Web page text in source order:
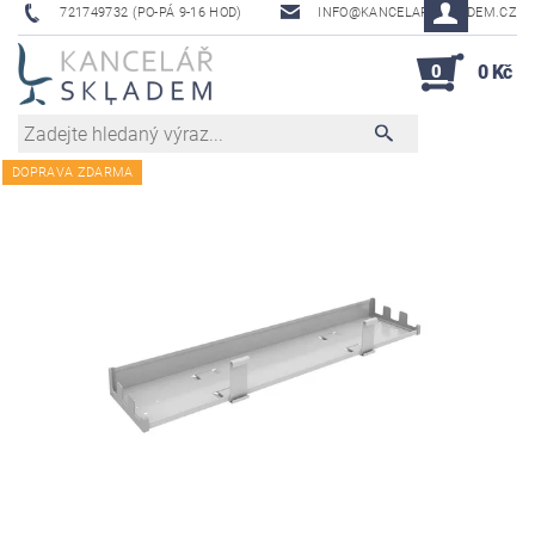
721749732 (PO-PÁ 9-16 HOD) INFO@KANCELAR-SKLADEM.CZ
0 0 Kč
DOPRAVA ZDARMA